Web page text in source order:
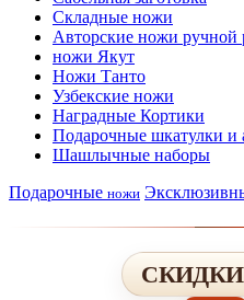
Складные ножи
Авторские ножи ручной
ножи Якут
Ножи Танто
Узбекские ножи
Наградные Кортики
Подарочные шкатулки и
Шашлычные наборы
Подарочные ножи